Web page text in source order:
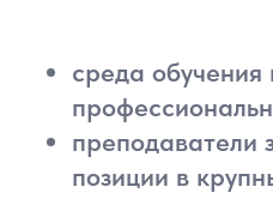
среда
преподаватели
позиции в